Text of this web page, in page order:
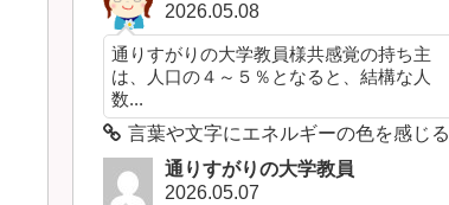
2026.05.08
通りすがりの大学教員様共感覚の持ち主
は、人口の４～５％となると、結構な人
数...
言葉や文字にエネルギーの色を感じる
通りすがりの大学教員
2026.05.07